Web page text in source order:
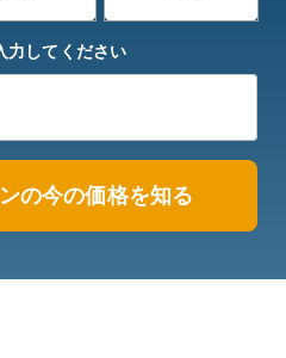
力してください
の今の価格を知る